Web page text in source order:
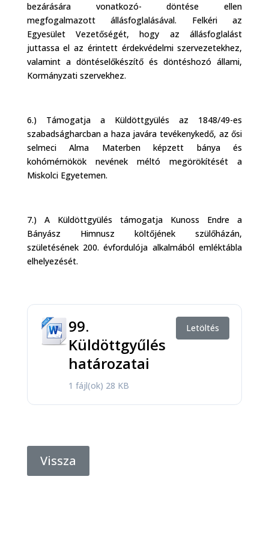
bezárására vonatkozó- döntése ellen
megfogalmazott állásfoglalásával. Felkéri az
Egyesület Vezetőségét, hogy az állásfoglalást
juttassa el az érintett érdekvédelmi szervezetekhez,
valamint a döntéselőkészítő és döntéshozó állami,
Kormányzati szervekhez.
6.) Támogatja a Küldöttgyülés az 1848/49-es
szabadságharcban a haza javára tevékenykedő, az ősi
selmeci Alma Materben képzett bánya és
kohómérnökök nevének méltó megörökítését a
Miskolci Egyetemen.
7.) A Küldöttgyülés támogatja Kunoss Endre a
Bányász Himnusz költőjének szülőházán,
születésének 200. évfordulója alkalmából emléktábla
elhelyezését.
99.
Küldöttgyűlés
határozatai
1 fájl(ok) 28 KB
Letöltés
Vissza